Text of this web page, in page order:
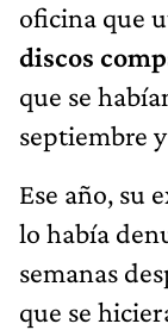
oficina que
discos
que se
septiembre
Ese año, su
lo había
semanas
que se